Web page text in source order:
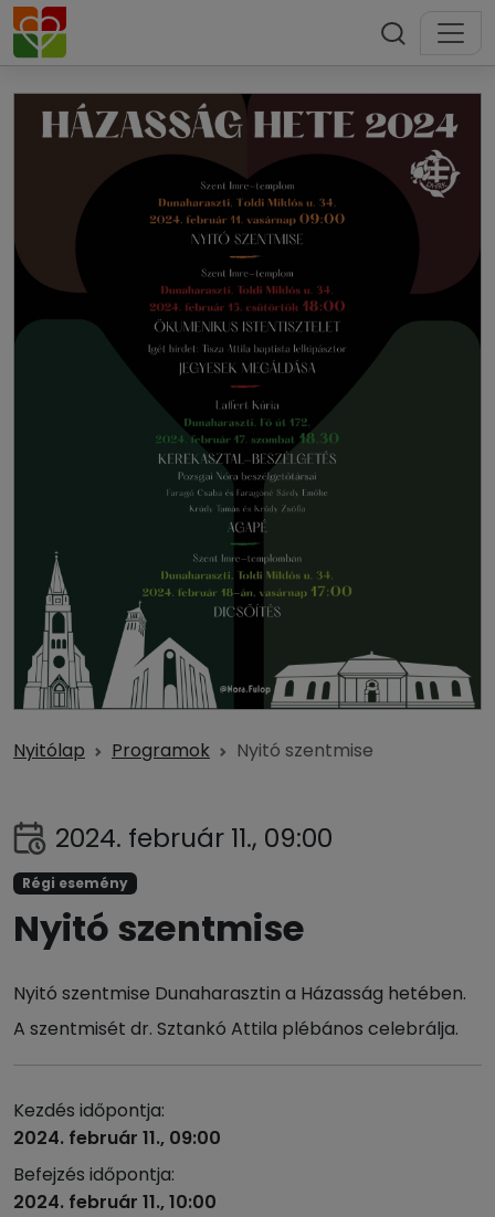
Nyitólap Programok Nyitó szentmise
2024. február 11., 09:00
Régi esemény
Nyitó szentmise
Nyitó szentmise Dunaharasztin a Házasság hetében.
A szentmisét dr. Sztankó Attila plébános celebrálja.
Kezdés időpontja:
2024. február 11., 09:00
Befejzés időpontja:
2024. február 11., 10:00